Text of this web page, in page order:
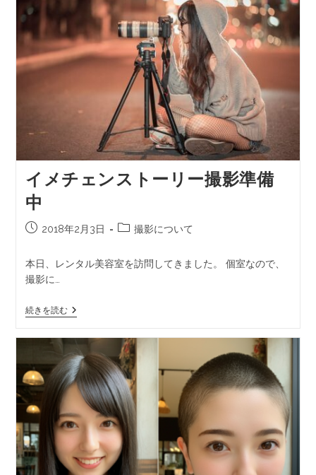
イメチェンストーリー撮影準備
中
2018年2月3日 撮影について
本日、レンタル美容室を訪問してきました。 個室なので、
撮影に…
続きを読む